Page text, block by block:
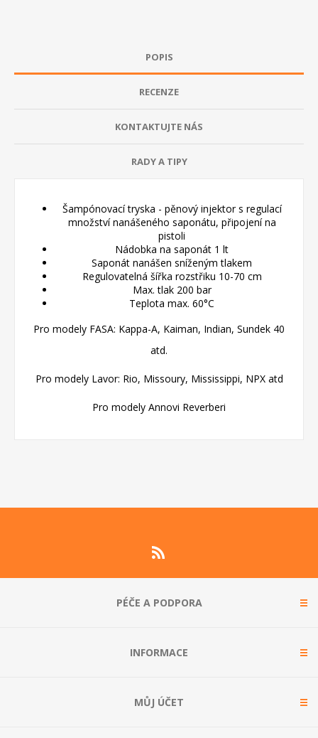
POPIS
RECENZE
KONTAKTUJTE NÁS
RADY A TIPY
Šampónovací tryska - pěnový injektor s regulací
množství nanášeného saponátu, připojení na
pistoli
Nádobka na saponát 1 lt
Saponát nanášen sníženým tlakem
Regulovatelná šířka rozstřiku 10-70 cm
Max. tlak 200 bar
Teplota max. 60°C
Pro modely FASA: Kappa-A, Kaiman, Indian, Sundek 40
atd.
Pro modely Lavor: Rio, Missoury, Mississippi, NPX atd
Pro modely Annovi Reverberi
PÉČE A PODPORA
INFORMACE
MŮJ ÚČET